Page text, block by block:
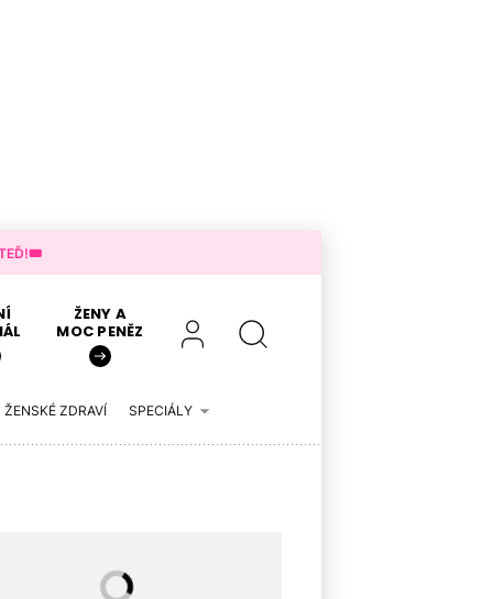
TEĎ!🎟️
ŽENY A
MOC PENĚZ
ŽENSKÉ ZDRAVÍ SPECIÁLY